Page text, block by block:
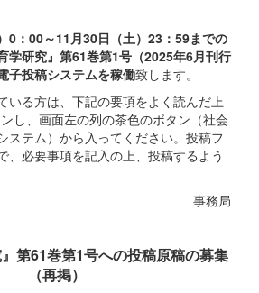
0：00～11月30日（土）23：59までの
学研究』第61巻第1号（2025年6月刊行
子投稿システムを稼働致します。
いる方は、下記の要項をよく読んだ上
し、画面左の列の茶色のボタン（社会
ステム）から入ってください。投稿フ
、必要事項を記入の上、投稿するよう
事務局
』第61巻第1号への投稿原稿の募集
（再掲）